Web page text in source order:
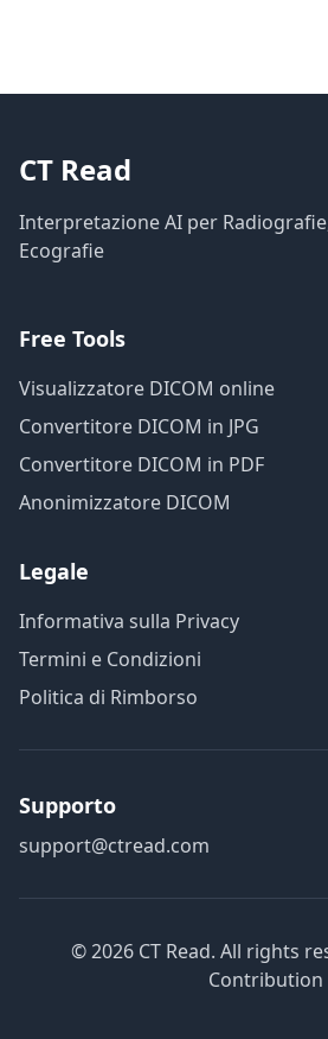
CT Read
Interpretazione AI per
Ecografie
Free Tools
Visualizzatore DICOM online
Convertitore DICOM in JPG
Convertitore DICOM in PDF
Anonimizzatore DICOM
Legale
Informativa sulla Privacy
Termini e Condizioni
Politica di Rimborso
Supporto
support@ctread.com
©2026CT Read. All rights
Contribution